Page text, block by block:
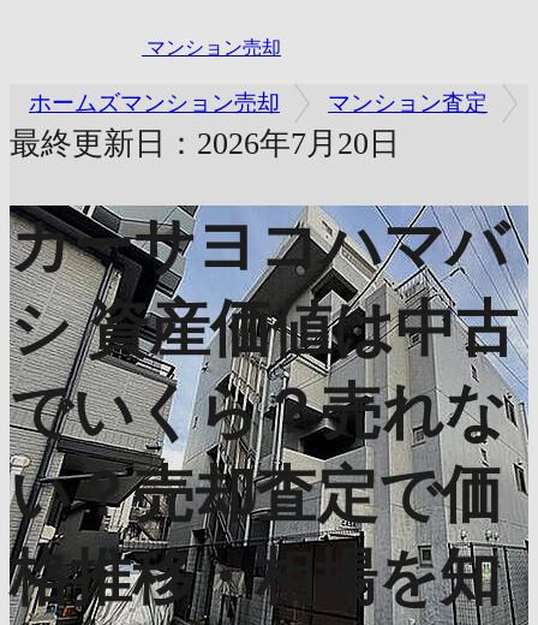
マンション売却
ホームズマンション売却 マンション査定
最終更新日：2026年7月20日
カーサヨコハマバ
シ 資産価値は中古
でいくら？売れな
い？売却査定で価
格推移・相場を知